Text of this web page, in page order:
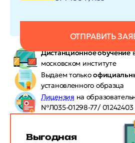
ОТПРАВИТЬ
Дистанционное обучение
московском институте
Выдаем только
установленного образца
Лицензия на
№Л035-01298-77/ 01242403
Выгодная